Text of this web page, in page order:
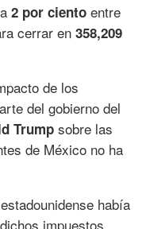
2 por ciento entre
cerrar en 358,209
de los
del gobierno del
Trump sobre las
de México no ha
había
impuestos